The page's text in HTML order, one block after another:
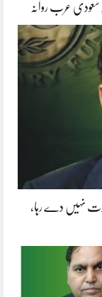
سعودی عرب روانہ
نہیں دے رہا،